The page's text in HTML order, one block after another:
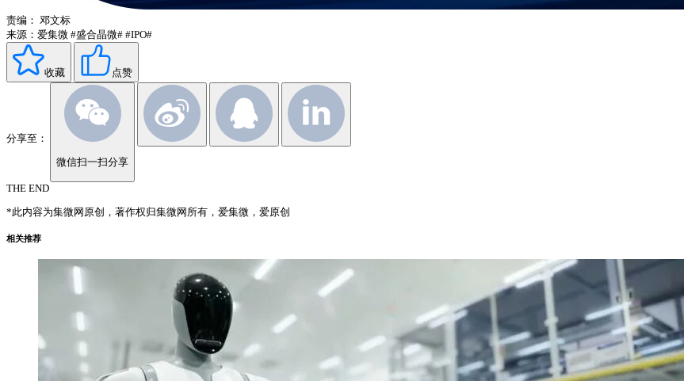
责编： 邓文标
来源：爱集微 #盛合晶微# #IPO#
收藏 点赞
分享至：
微信扫一扫分享
THE END
*此内容为集微网原创，著作权归集微网所有，爱集微，爱原创
相关推荐